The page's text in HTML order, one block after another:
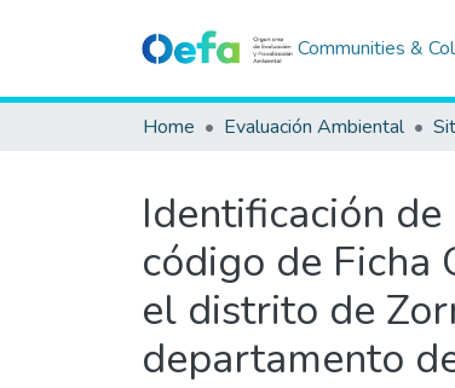
Communities &
Home Evaluación Ambiental
Identificación
código de Ficha
el distrito de
departamento